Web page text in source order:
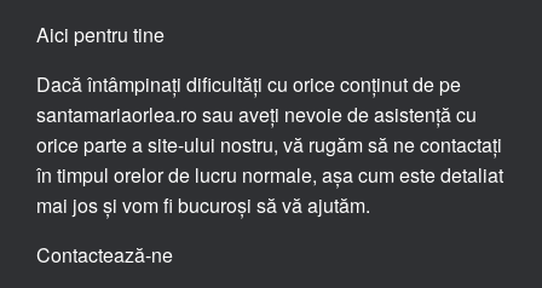
Aici pentru tine
Dacă întâmpinați dificultăți cu orice conținut de pe
santamariaorlea.ro sau aveți nevoie de asistență cu
orice parte a site-ului nostru, vă rugăm să ne contactați
în timpul orelor de lucru normale, așa cum este detaliat
mai jos și vom fi bucuroși să vă ajutăm.
Contactează-ne